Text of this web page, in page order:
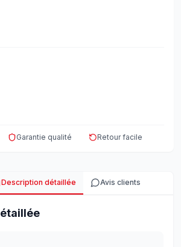
Garantie qualité Retour facile
Description détaillée Avis clients